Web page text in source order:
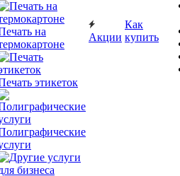
на
этикеток
Акции
Как
купить